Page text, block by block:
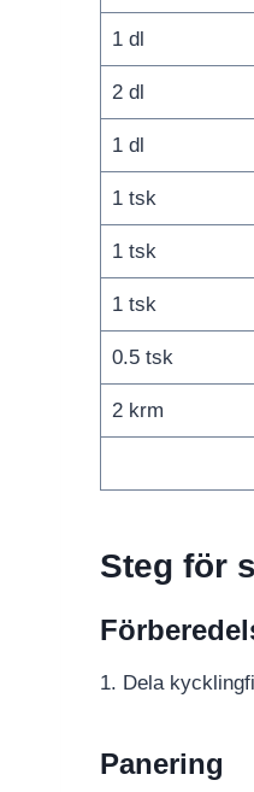
1 dl
2 dl
1 dl
1 tsk
1 tsk
1 tsk
0.5 tsk
2 krm
Steg för
1. Dela
Panering